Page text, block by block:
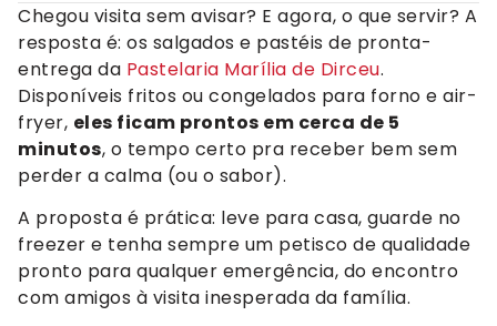
Chegou visita sem avisar? E agora, o que servir? A
resposta é: os salgados e pastéis de pronta-
entrega da Pastelaria Marília de Dirceu.
Disponíveis fritos ou congelados para forno e air-
fryer, eles ficam prontos em cerca de 5
minutos, o tempo certo pra receber bem sem
perder a calma (ou o sabor).
A proposta é prática: leve para casa, guarde no
freezer e tenha sempre um petisco de qualidade
pronto para qualquer emergência, do encontro
com amigos à visita inesperada da família.